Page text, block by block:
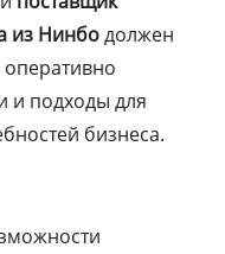
из Нинбодолжен
и подходы для
бизнеса.